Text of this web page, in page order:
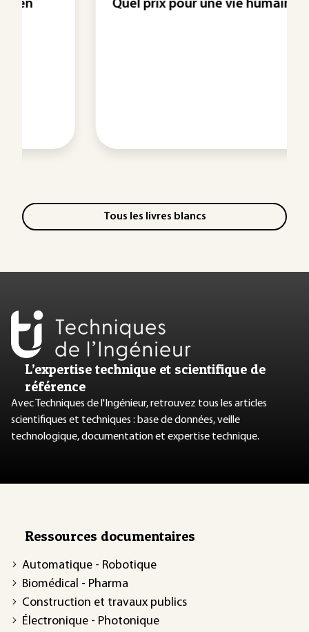
Quel prix pour une vie humaine ?
Tous les livres blancs
L’expertise technique et scientifique de
référence
Avec Techniques de l'Ingénieur, retrouvez tous les articles
scientifiques et techniques : base de données, veille
technologique, documentation et expertise technique.
Ressources documentaires
Automatique - Robotique
Biomédical - Pharma
Construction et travaux publics
Électronique - Photonique